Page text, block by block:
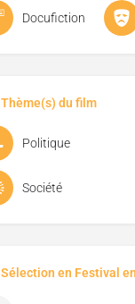
Docufiction
Thème(s) du film
Politique
Société
Sélection en Festival